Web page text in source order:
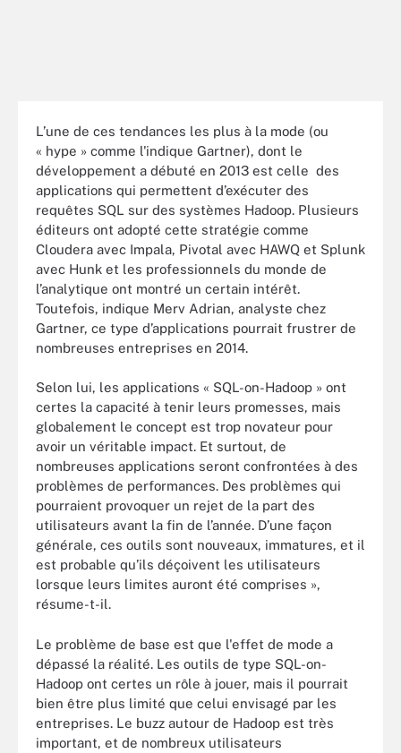
L’une de ces tendances les plus à la mode (ou
« hype » comme l'indique Gartner), dont le
développement a débuté en 2013 est celle des
applications qui permettent d’exécuter des
requêtes SQL sur des systèmes Hadoop. Plusieurs
éditeurs ont adopté cette stratégie comme
Cloudera avec Impala, Pivotal avec HAWQ et Splunk
avec Hunk et les professionnels du monde de
l’analytique ont montré un certain intérêt.
Toutefois, indique Merv Adrian, analyste chez
Gartner, ce type d’applications pourrait frustrer de
nombreuses entreprises en 2014.
Selon lui, les applications « SQL-on-Hadoop » ont
certes la capacité à tenir leurs promesses, mais
globalement le concept est trop novateur pour
avoir un véritable impact. Et surtout, de
nombreuses applications seront confrontées à des
problèmes de performances. Des problèmes qui
pourraient provoquer un rejet de la part des
utilisateurs avant la fin de l’année. D’une façon
générale, ces outils sont nouveaux, immatures, et il
est probable qu’ils déçoivent les utilisateurs
lorsque leurs limites auront été comprises »,
résume-t-il.
Le problème de base est que l'effet de mode a
dépassé la réalité. Les outils de type SQL-on-
Hadoop ont certes un rôle à jouer, mais il pourrait
bien être plus limité que celui envisagé par les
entreprises. Le buzz autour de Hadoop est très
important, et de nombreux utilisateurs